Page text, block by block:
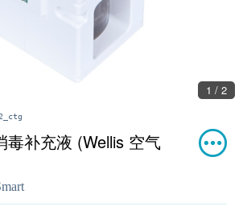
1 / 2
毒补充液 (Wellis 空气